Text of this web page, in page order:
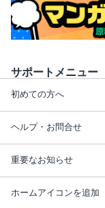
サポートメニュー
初めての方へ
ヘルプ・お問合せ
重要なお知らせ
ホームアイコンを追加